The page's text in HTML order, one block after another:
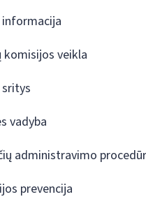
informacija
komisijos veikla
vadyba
administravimo
prevencija